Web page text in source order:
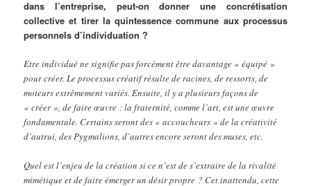
dans l’entreprise, peut-on donner une concrétisation
collective et tirer la quintessence commune aux processus
personnels d’individuation ?
Etre individué ne signifie pas forcément être davantage « équipé »
pour créer. Le processus créatif résulte de racines, de ressorts, de
moteurs extrêmement variés. Ensuite, il y a plusieurs façons de
« créer », de faire œuvre : la fraternité, comme l’art, est une œuvre
fondamentale. Certains seront des « accoucheurs » de la créativité
d’autrui, des Pygmalions, d’autres encore seront des muses, etc.
Quel est l’enjeu de la création si ce n’est de s’extraire de la rivalité
mimétique et de faire émerger un désir propre ? Cet inattendu, cette